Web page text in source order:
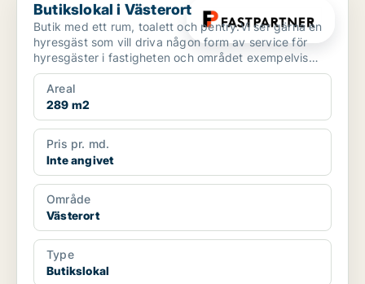
Butikslokal i Västerort
Butik med ett rum, toalett och pentry.Vi ser gärna en
hyresgäst som vill driva någon form av service för
hyresgäster i fastigheten och området exempelvis
fri...
Areal
289 m2
Pris pr. md.
Inte angivet
Område
Västerort
Type
Butikslokal